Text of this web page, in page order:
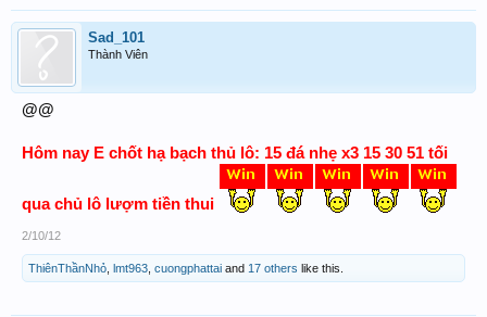
Sad_101
Thành Viên
@@
Hôm nay E chốt hạ bạch thủ lô: 15 đá nhẹ x3 15 30 51 tối
qua chủ lô lượm tiền thui
2/10/12
ThiênThầnNhỏ lmt963 cuongphattai and 17 others like this.